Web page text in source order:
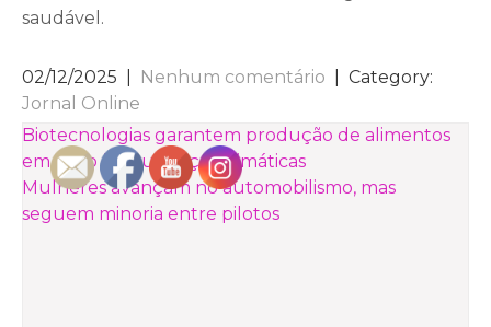
saudável.
02/12/2025 Nenhum comentário
| Category:
Jornal Online
NAVEGAÇÃO
DE
POST
Biotecnologias garantem produção de alimentos
em meio às mudanças climáticas
Mulheres avançam no automobilismo, mas
seguem minoria entre pilotos